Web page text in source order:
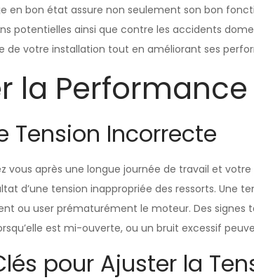
en bon état assure non seulement son bon
potentielles ainsi que contre les accidents
de votre installation tout en améliorant ses
la
Tension Incorrecte
vous après une longue journée de travail et
d’une tension inappropriée des ressorts.
ou user prématurément le moteur. Des
est mi-ouverte, ou un bruit excessif
pour Ajuster la